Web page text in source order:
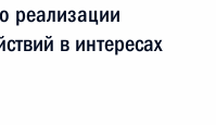
реализации
в интересах